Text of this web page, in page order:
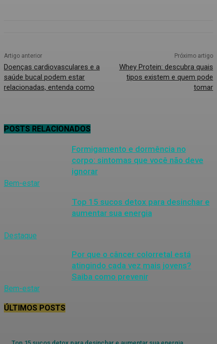
Artigo anterior
Doenças cardiovasculares e a
saúde bucal podem estar
relacionadas, entenda como
Próximo artigo
Whey Protein: descubra quais
tipos existem e quem pode
tomar
POSTS RELACIONADOS
Bem-estar
Formigamento e dormência no
corpo: sintomas que você não deve
ignorar
Destaque
Top 15 sucos detox para desinchar e
aumentar sua energia
Bem-estar
Por que o câncer colorretal está
atingindo cada vez mais jovens?
Saiba como prevenir
ÚLTIMOS POSTS